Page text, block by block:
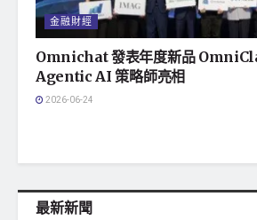
金融財經
Omnichat 發表年度新品
Agentic AI 策略師亮相
2026-06-24
最新新聞